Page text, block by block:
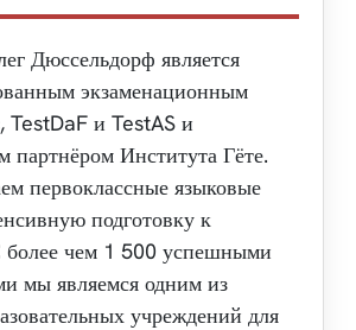
Дюссельдорф является
экзаменационным
TestDaF и TestAS и
партнёром Института Гёте.
первоклассные языковые
подготовку к
более чем 1 500 успешными
мы являемся одним из
учреждений для